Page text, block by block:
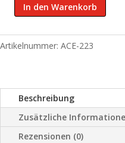
Unterdruckdose
BorgWarner
Menge
In den Warenkorb
Artikelnummer: ACE-223
Beschreibung
Zusätzliche
Rezensionen (0)